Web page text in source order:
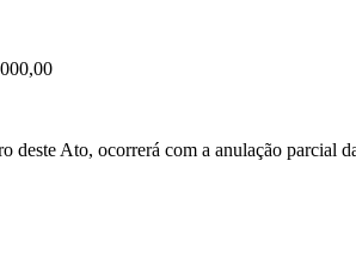
Ato, ocorrerá com a anulação parcial